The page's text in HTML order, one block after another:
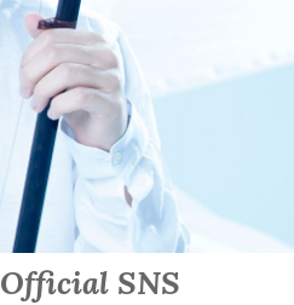
Official SNS